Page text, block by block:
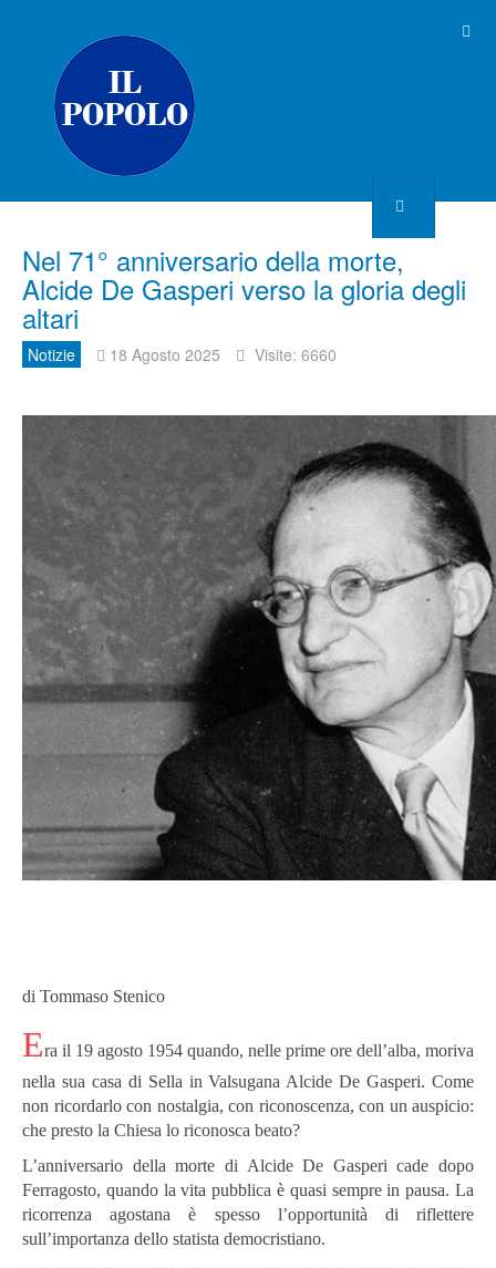
Nel 71° anniversario della morte,
Alcide De Gasperi verso la gloria degli
altari
Notizie 18 Agosto 2025 Visite: 6660
di Tommaso Stenico
Era il 19 agosto 1954 quando, nelle prime ore dell’alba, moriva
nella sua casa di Sella in Valsugana Alcide De Gasperi. Come
non ricordarlo con nostalgia, con riconoscenza, con un auspicio:
che presto la Chiesa lo riconosca beato?
L’anniversario della morte di Alcide De Gasperi cade dopo
Ferragosto, quando la vita pubblica è quasi sempre in pausa. La
ricorrenza agostana è spesso l’opportunità di riflettere
sull’importanza dello statista democristiano.